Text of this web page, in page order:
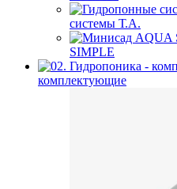
системы Т.A.
SIMPLE
комплектующие